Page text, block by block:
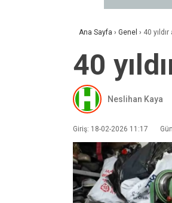
Ana Sayfa › Genel › 40
40
Neslihan Kaya
Giriş: 18-02-2026 11:17